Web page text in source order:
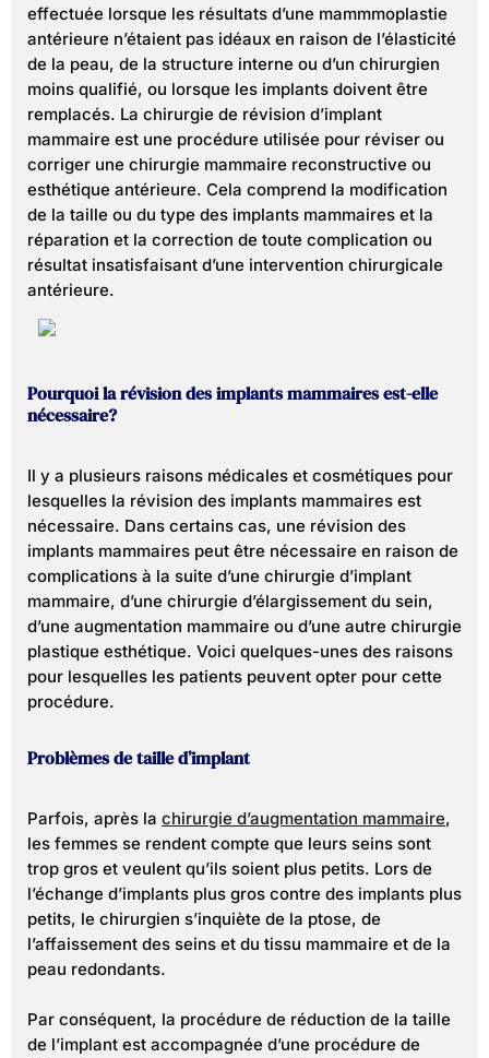
effectuée lorsque les résultats d’une mammmoplastie
antérieure n’étaient pas idéaux en raison de l’élasticité
de la peau, de la structure interne ou d’un chirurgien
moins qualifié, ou lorsque les implants doivent être
remplacés. La chirurgie de révision d’implant
mammaire est une procédure utilisée pour réviser ou
corriger une chirurgie mammaire reconstructive ou
esthétique antérieure. Cela comprend la modification
de la taille ou du type des implants mammaires et la
réparation et la correction de toute complication ou
résultat insatisfaisant d’une intervention chirurgicale
antérieure.
Pourquoi la révision des implants mammaires est-elle
nécessaire?
Il y a plusieurs raisons médicales et cosmétiques pour
lesquelles la révision des implants mammaires est
nécessaire. Dans certains cas, une révision des
implants mammaires peut être nécessaire en raison de
complications à la suite d’une chirurgie d’implant
mammaire, d’une chirurgie d’élargissement du sein,
d’une augmentation mammaire ou d’une autre chirurgie
plastique esthétique. Voici quelques-unes des raisons
pour lesquelles les patients peuvent opter pour cette
procédure.
Problèmes de taille d’implant
Parfois, après la chirurgie d’augmentation mammaire,
les femmes se rendent compte que leurs seins sont
trop gros et veulent qu’ils soient plus petits. Lors de
l’échange d’implants plus gros contre des implants plus
petits, le chirurgien s’inquiète de la ptose, de
l’affaissement des seins et du tissu mammaire et de la
peau redondants.
Par conséquent, la procédure de réduction de la taille
de l’implant est accompagnée d’une procédure de